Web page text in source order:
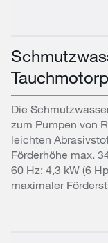
Die
zum Pumpen von
leichten
Förderhöhe max.
60 Hz: 4,3 kW (6
maximaler